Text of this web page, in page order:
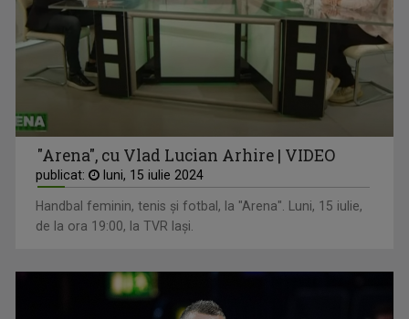
"Arena", cu Vlad Lucian Arhire | VIDEO
publicat: luni, 15 iulie 2024
Handbal feminin, tenis și fotbal, la "Arena". Luni, 15 iulie,
de la ora 19:00, la TVR Iași.